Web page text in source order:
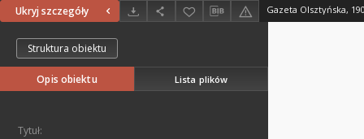
Ukryj szczegóły Gazeta Olsztyńska,
Struktura obiektu
Opis obiektu Lista plików
Tytuł: